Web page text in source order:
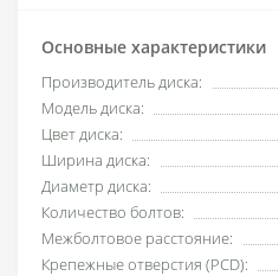
Основные характеристики
Производитель диска:
Модель диска:
Цвет диска:
Ширина диска:
Диаметр диска:
Количество болтов:
Межболтовое расстояние:
Крепежные отверстия (PCD):